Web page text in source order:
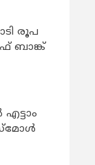
രൂപ
ബാങ്ക്